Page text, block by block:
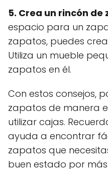
5. Crea un rincón de
espacio para un
zapatos, puedes
Utiliza un mueble
zapatos en él.
Con estos consejos,
zapatos de manera
utilizar cajas.
ayuda a encontrar
zapatos que
buen estado por